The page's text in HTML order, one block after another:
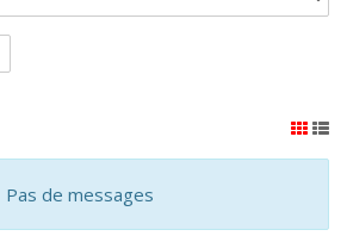
Pas de messages